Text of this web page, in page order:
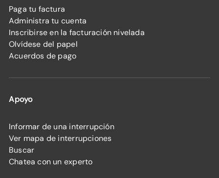
Paga tu factura
Administra tu cuenta
Inscribirse en la facturación nivelada
Olvídese del papel
Acuerdos de pago
Apoyo
Informar de una interrupción
Ver mapa de interrupciones
Buscar
Chatea con un experto